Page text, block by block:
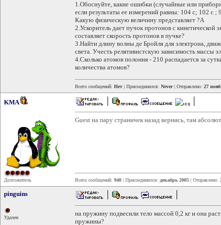
1.Обоснуйте, какие ошибки (случайные или
если результаты ее измерений равны: 104 с; 102 с
Какую физическую величину представляет ?А
2.Ускоритель дает пучок протонов с
составляет скорость протонов в пучке?
3.Найти длину волны де Бройля для электрона,
света. Учесть релятивистскую зависимость массы
4.Сколько атомов полония - 210 распадается за
количества атомов?
Всего сообщений: Нет | Присоединился: Never| Отправлено: 27
KMA
Долгожитель
Guest на пару страничек назад вернись, там
Всего сообщений: 940 | Присоединился: декабрь 2005 | Отправлено:
pinguins
Удален
на пружину подвесили тело массой 0,2 кг и она
пружины?